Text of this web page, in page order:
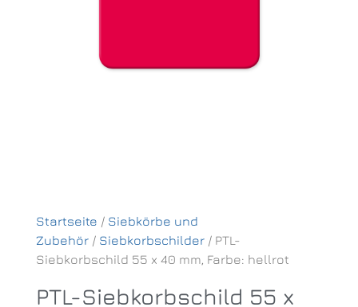
Startseite / Siebkörbe und
Zubehör / Siebkorbschilder / PTL-
Siebkorbschild 55 x 40 mm, Farbe: hellrot
PTL-Siebkorbschild 55 x